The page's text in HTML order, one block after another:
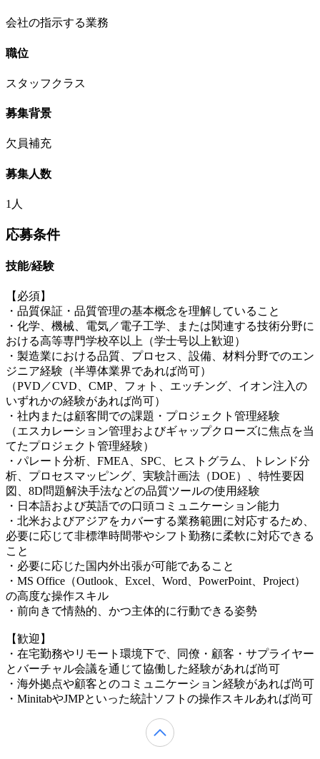
会社の指示する業務
職位
スタッフクラス
募集背景
欠員補充
募集人数
1人
応募条件
技能/経験
【必須】
・品質保証・品質管理の基本概念を理解していること
・化学、機械、電気／電子工学、または関連する技術分野に
おける高等専門学校卒以上（学士号以上歓迎）
・製造業における品質、プロセス、設備、材料分野でのエン
ジニア経験（半導体業界であれば尚可）
（PVD／CVD、CMP、フォト、エッチング、イオン注入の
いずれかの経験があれば尚可）
・社内または顧客間での課題・プロジェクト管理経験
（エスカレーション管理およびギャップクローズに焦点を当
てたプロジェクト管理経験）
・パレート分析、FMEA、SPC、ヒストグラム、トレンド分
析、プロセスマッピング、実験計画法（DOE）、特性要因
図、8D問題解決手法などの品質ツールの使用経験
・日本語および英語での口頭コミュニケーション能力
・北米およびアジアをカバーする業務範囲に対応するため、
必要に応じて非標準時間帯やシフト勤務に柔軟に対応できる
こと
・必要に応じた国内外出張が可能であること
・MS Office（Outlook、Excel、Word、PowerPoint、Project）
の高度な操作スキル
・前向きで情熱的、かつ主体的に行動できる姿勢
【歓迎】
・在宅勤務やリモート環境下で、同僚・顧客・サプライヤー
とバーチャル会議を通じて協働した経験があれば尚可
・海外拠点や顧客とのコミュニケーション経験があれば尚可
・MinitabやJMPといった統計ソフトの操作スキルあれば尚可